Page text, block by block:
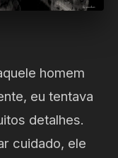
homem
eu tentava
detalhes.
cuidado, ele